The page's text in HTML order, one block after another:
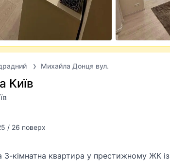
Михайла Донця вул.
Київ
/ 26 поверх
3-кімнатна квартира у престижному ЖК із